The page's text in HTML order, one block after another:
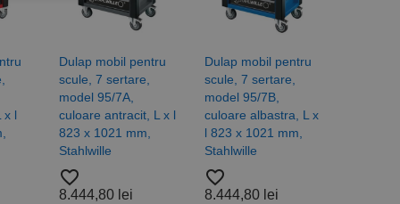
x l
Dulap mobil pentru
scule, 7 sertare,
model 95/7A,
culoare antracit, L x l
823 x 1021 mm,
Stahlwille
favorite_border
8.444,80 lei
Dulap mobil pentru
scule, 7 sertare,
model 95/7B,
culoare albastra, L x
l 823 x 1021 mm,
Stahlwille
favorite_border
8.444,80 lei
și gestionarea
pentru a aminti
Este necesar
este un